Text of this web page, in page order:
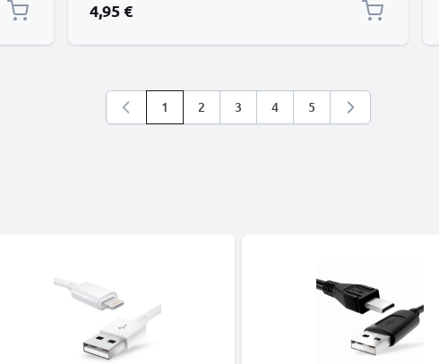
4,95 €
Está leyendo la página
1 Página
2 Página
3 Página
4 Página
5